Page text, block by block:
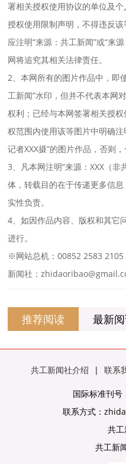
署相关授权使用协议的单位及
授权使用限制声明，不得违反
应注明“来源：共工新闻”或“来
网将追究其相关法律责任。
2、本网所有的图片作品中，即
工新闻”水印，但并不代表本网
权利；已经与本网签署相关授
权范围内使用该等图片中明确注
记者XXX摄”的图片作品，否则
3、凡本网注明“来源：XXX（
体，转载目的在于传递更多信
实性负责。
4、如因作品内容、版权和其它
进行。
※网站总机：00852 2583 2105
新闻社：
推荐阅读 最新
共工新闻社介绍 | 联系
国际标准刊号
联系方式：
共
共工新